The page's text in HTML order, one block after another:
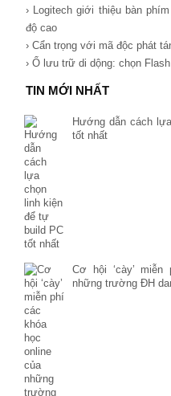
› Logitech giới thiệu bàn
độ cao
› Cẩn trọng với mã độc phát
› Ổ lưu trữ di dộng: chọn
TIN MỚI NHẤT
Hướng dẫn cách
tốt nhất
Cơ hội ‘cày’
những trường ĐH